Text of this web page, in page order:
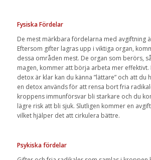
Fysiska Fördelar
De mest märkbara fördelarna med avgiftning
Eftersom gifter lagras upp i viktiga organ,
dessa områden mest. De organ som berörs,
magen, kommer att börja arbeta mer effektivt.
detox är klar kan du känna ”lättare” och att du
en detox används för att rensa bort fria
kroppens immunförsvar bli starkare och du
lägre risk att bli sjuk. Slutligen kommer en
vilket hjälper det att cirkulera bättre.
Psykiska fördelar